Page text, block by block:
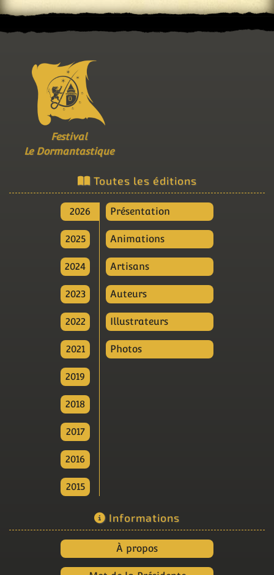
Festival
Le Dormantastique
Toutes les éditions
2026
2025
2024
2023
2022
2021
2019
2018
2017
2016
2015
Présentation
Animations
Artisans
Auteurs
Illustrateurs
Photos
Informations
À propos